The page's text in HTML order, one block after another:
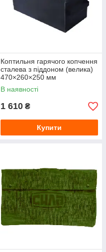
Коптильня гарячого копчення
сталева з піддоном (велика)
470×260×250 мм
В наявності
1 610 ₴
Купити